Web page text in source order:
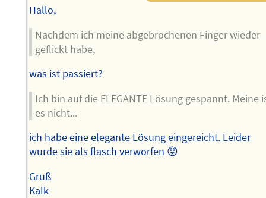
Hallo,
Nachdem ich meine abgebrochenen Finger wieder
geflickt habe,
was ist passiert?
Ich bin auf die ELEGANTE Lösung gespannt. Meine
es nicht...
ich habe eine elegante Lösung eingereicht. Leider
wurde sie als flasch verworfen 😟
Gruß
Kalk